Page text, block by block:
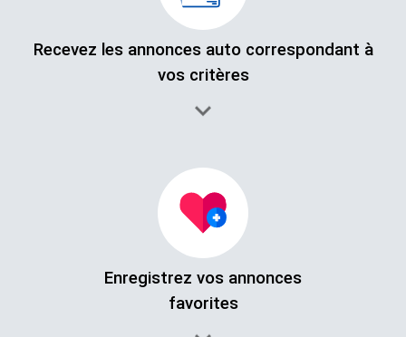
Recevez les annonces auto correspondant à
vos critères​​
Enregistrez vos annonces
favorites​